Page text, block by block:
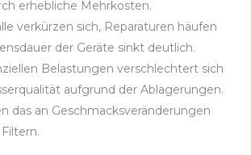
erhebliche Mehrkosten.
verkürzen sich, Reparaturen häufen
der Geräte sinkt deutlich.
Belastungen verschlechtert sich
aufgrund der Ablagerungen.
das an Geschmacksveränderungen